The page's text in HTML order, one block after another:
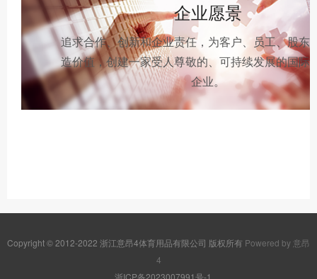
企业愿景
追求合作、创新和企业责任，为客户、员工、股东
造价值，创建一家受人尊敬的、可持续发展的国际
企业。
Copyright © 2012-2022 浙江意昂4体育用品有限公司 版权所有 Powered by 意昂
4
浙ICP备2023007991号-1